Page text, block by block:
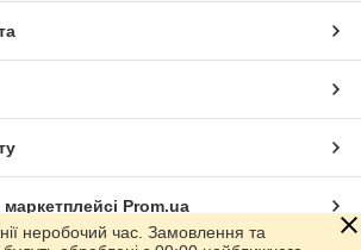
Prom.ua
неробочий час. Замовлення та